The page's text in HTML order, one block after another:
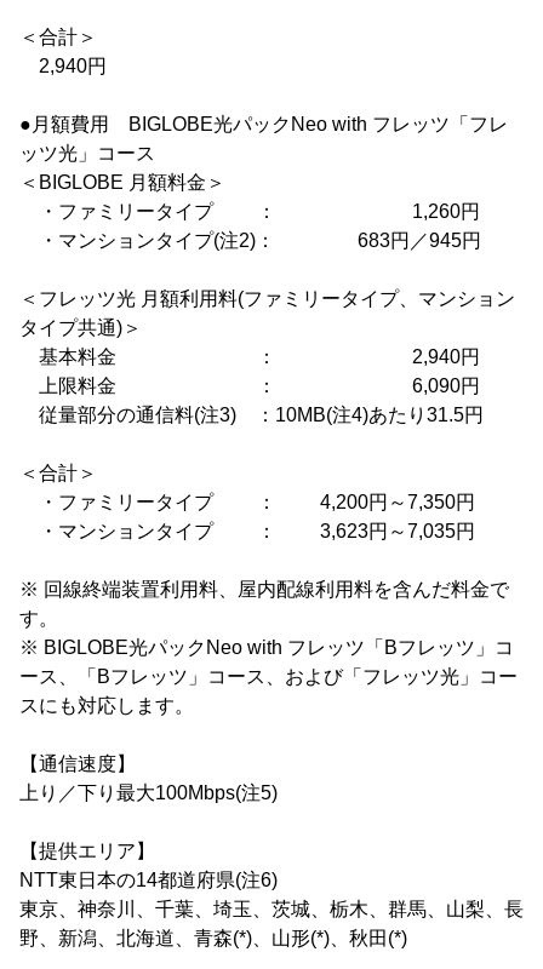
＜合計＞
2,940円
●月額費用 BIGLOBE光パックNeo with フレッツ「フレ
ッツ光」コース
＜BIGLOBE 月額料金＞
・ファミリータイプ ： 1,260円
・マンションタイプ(注2)： 683円／945円
＜フレッツ光 月額利用料(ファミリータイプ、マンション
タイプ共通)＞
基本料金 ： 2,940円
上限料金 ： 6,090円
従量部分の通信料(注3) ：10MB(注4)あたり31.5円
＜合計＞
・ファミリータイプ ： 4,200円～7,350円
・マンションタイプ ： 3,623円～7,035円
※ 回線終端装置利用料、屋内配線利用料を含んだ料金で
す。
※ BIGLOBE光パックNeo with フレッツ「Bフレッツ」コ
ース、「Bフレッツ」コース、および「フレッツ光」コー
スにも対応します。
【通信速度】
上り／下り最大100Mbps(注5)
【提供エリア】
NTT東日本の14都道府県(注6)
東京、神奈川、千葉、埼玉、茨城、栃木、群馬、山梨、長
野、新潟、北海道、青森(*)、山形(*)、秋田(*)